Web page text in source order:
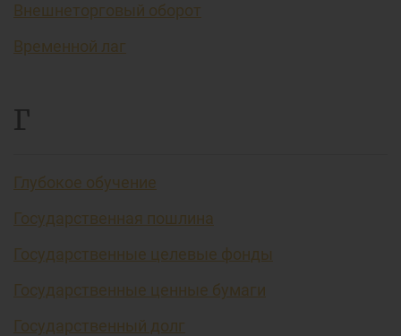
Внешнеторговый оборот
Временной лаг
Г
Глубокое обучение
Государственная пошлина
Государственные целевые фонды
Государственные ценные бумаги
Государственный долг